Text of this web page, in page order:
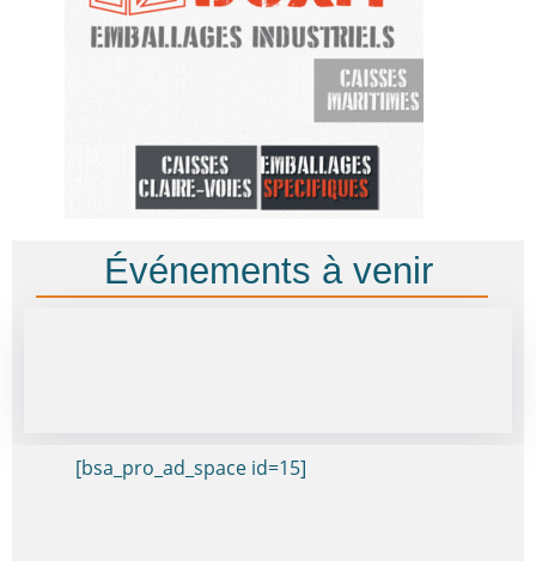
Événements à venir
[bsa_pro_ad_space id=15]